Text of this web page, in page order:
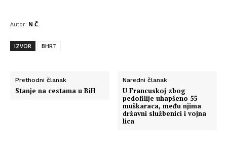
Autor: N.Č.
IZVOR BHRT
Prethodni članak
Stanje na cestama u BiH
Naredni članak
U Francuskoj zbog
pedofilije uhapšeno 55
muškaraca, među njima
državni službenici i vojna
lica